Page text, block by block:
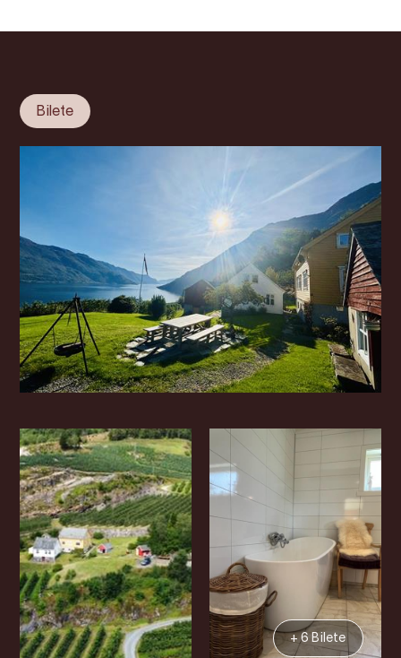
Bilete
+ 6 Bilete